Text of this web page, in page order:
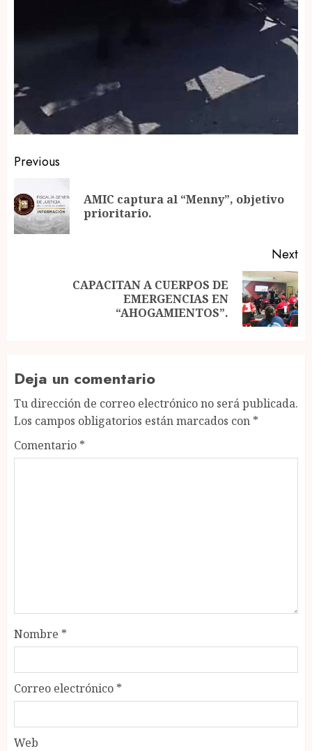
Post
navigation
Previous
AMIC captura al “Menny”, objetivo
prioritario.
Next
CAPACITAN A CUERPOS DE
EMERGENCIAS EN
“AHOGAMIENTOS”.
Deja un comentario
Tu dirección de correo electrónico no será publicada.
Los campos obligatorios están marcados con *
Comentario *
Nombre *
Correo electrónico *
Web